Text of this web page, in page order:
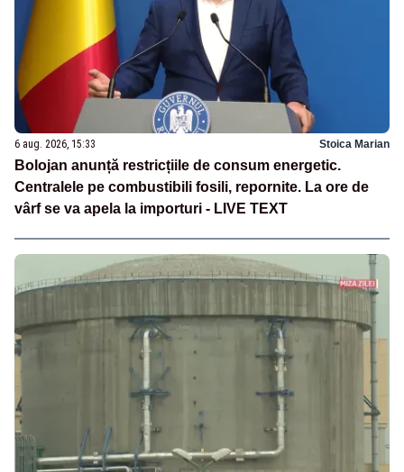
6 aug. 2026, 15:33 Stoica Marian
Bolojan anunță restricțiile de consum energetic.
Centralele pe combustibili fosili, repornite. La ore de
vârf se va apela la importuri - LIVE TEXT